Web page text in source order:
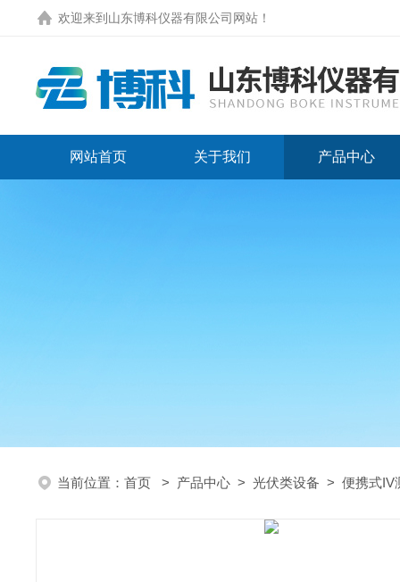
欢迎来到 山东博科仪器有限公司网站 ！
网站首页 关于我们 产品中心
当前位置： 首页 > 产品中心 > 光伏类设备 > 便携式IV